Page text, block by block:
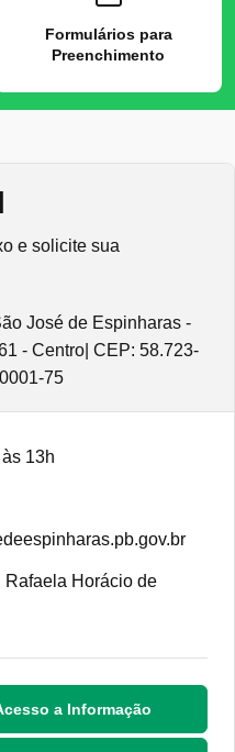
Formulários para
Preenchimento
e solicite sua
José de Espinharas -
- Centro| CEP: 58.723-
75
13h
Rafaela Horácio de
a Informação